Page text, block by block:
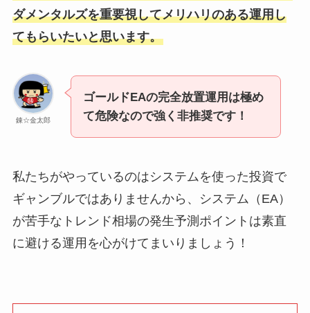
ダメンタルズを重要視してメリハリのある運用し
てもらいたいと思います。
錬☆金太郎
ゴールドEAの完全放置運用は極め
て危険なので強く非推奨です！
私たちがやっているのはシステムを使った投資で
ギャンブルではありませんから、システム（EA）
が苦手なトレンド相場の発生予測ポイントは素直
に避ける運用を心がけてまいりましょう！